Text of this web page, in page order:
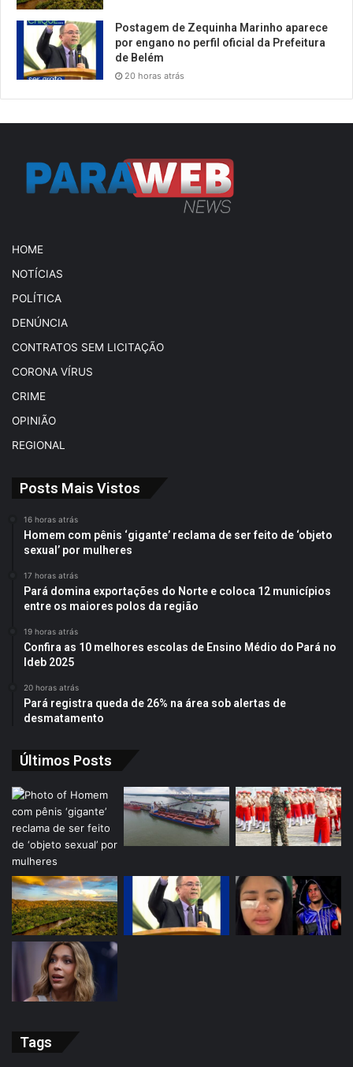
Postagem de Zequinha Marinho aparece
por engano no perfil oficial da Prefeitura
de Belém
20 horas atrás
HOME
NOTÍCIAS
POLÍTICA
DENÚNCIA
CONTRATOS SEM LICITAÇÃO
CORONA VÍRUS
CRIME
OPINIÃO
REGIONAL
Posts Mais Vistos
16 horas atrás
Homem com pênis ‘gigante’ reclama de ser feito de ‘objeto
sexual’ por mulheres
17 horas atrás
Pará domina exportações do Norte e coloca 12 municípios
entre os maiores polos da região
19 horas atrás
Confira as 10 melhores escolas de Ensino Médio do Pará no
Ideb 2025
20 horas atrás
Pará registra queda de 26% na área sob alertas de
desmatamento
Últimos Posts
Tags